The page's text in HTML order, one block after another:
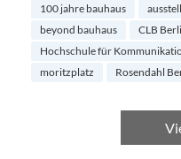
100 jahre bauhaus
beyond bauhaus
CLB
Hochschule für
moritzplatz
Rosendahl